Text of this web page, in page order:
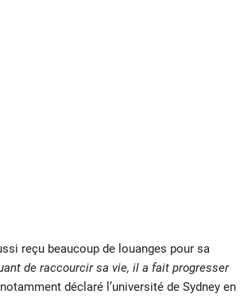
reçu beaucoup de louanges pour sa
de raccourcir sa vie, il a fait progresser
déclaré l’université de Sydney en